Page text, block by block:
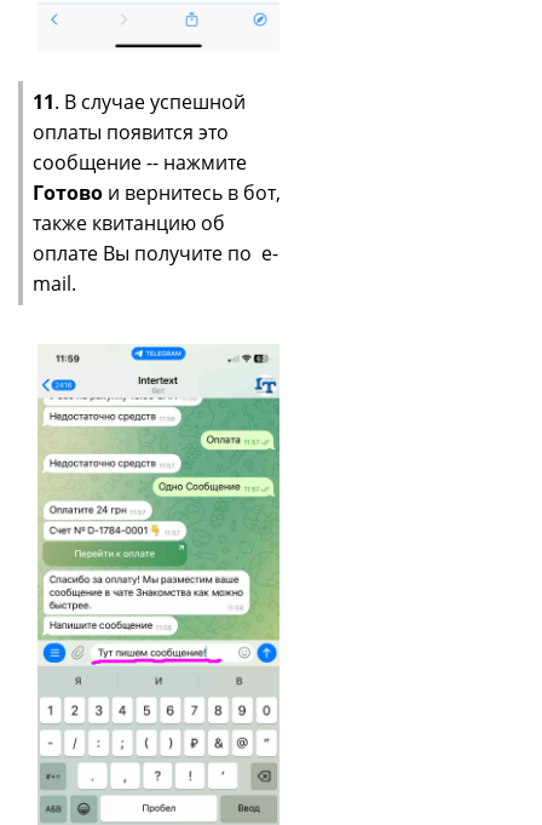
11. В случае успешной
оплаты появится это
сообщение -- нажмите
Готово и вернитесь в бот,
также квитанцию об
оплате Вы получите по e-
mail.